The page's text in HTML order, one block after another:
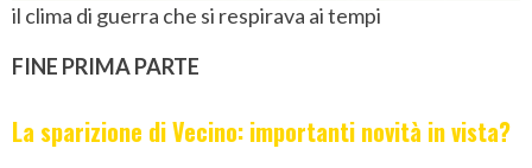
il clima di guerra che si respirava ai tempi
FINE PRIMA PARTE
La sparizione di Vecino: importanti novità in vista?